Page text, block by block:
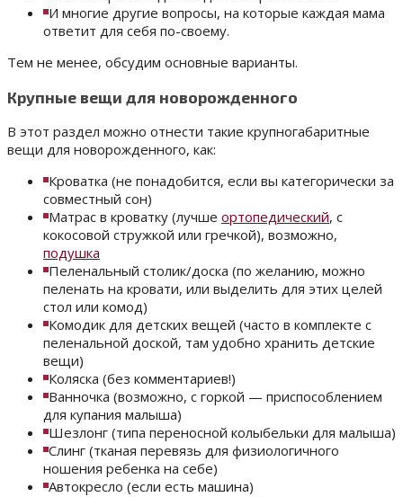
И многие другие вопросы, на которые каждая мама
ответит для себя по-своему.
Тем не менее, обсудим основные варианты.
Крупные вещи для новорожденного
В этот раздел можно отнести такие крупногабаритные
вещи для новорожденного, как:
Кроватка (не понадобится, если вы категорически за
совместный сон)
Матрас в кроватку (лучше ортопедический, с
кокосовой стружкой или гречкой), возможно,
подушка
Пеленальный столик/доска (по желанию, можно
пеленать на кровати, или выделить для этих целей
стол или комод)
Комодик для детских вещей (часто в комплекте с
пеленальной доской, там удобно хранить детские
вещи)
Коляска (без комментариев!)
Ванночка (возможно, с горкой — приспособлением
для купания малыша)
Шезлонг (типа переносной колыбельки для малыша)
Слинг (тканая перевязь для физиологичного
ношения ребенка на себе)
Автокресло (если есть машина)